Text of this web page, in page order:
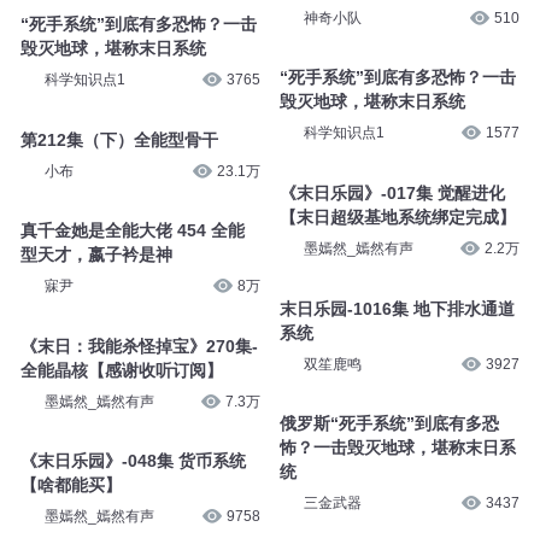
“死手系统”到底有多恐怖？一击
毁灭地球，堪称末日系统
科学知识点1 3765
第212集（下）全能型骨干
小布 23.1万
真千金她是全能大佬 454 全能
型天才，嬴子衿是神
寐尹 8万
《末日：我能杀怪掉宝》270集-
全能晶核【感谢收听订阅】
墨嫣然_嫣然有声 7.3万
《末日乐园》-048集 货币系统
【啥都能买】
墨嫣然_嫣然有声 9758
神奇小队 510
“死手系统”到底有多恐怖？一击
毁灭地球，堪称末日系统
科学知识点1 1577
《末日乐园》-017集 觉醒进化
【末日超级基地系统绑定完成】
墨嫣然_嫣然有声 2.2万
末日乐园-1016集 地下排水通道
系统
双笙鹿鸣 3927
俄罗斯“死手系统”到底有多恐
怖？一击毁灭地球，堪称末日系
统
三金武器 3437